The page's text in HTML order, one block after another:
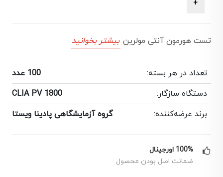
تست هورمون آنتی‌ مولرین بیشتر بخوانید
تعداد در هر بسته:
100 عدد
دستگاه سازگار:
CLIA PV 1800
برند عرضه‌کننده:
گروه آزمایشگاهی پادینا ویستا
100% اورجینال
ضمانت اصل بودن محصول